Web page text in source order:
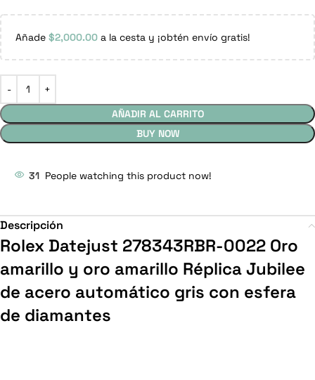
Añade $2,000.00 a la cesta y ¡obtén envío gratis!
AÑADIR AL CARRITO
BUY NOW
31 People watching this product now!
Descripción
Rolex Datejust 278343RBR-0022 Oro
amarillo y oro amarillo Réplica Jubilee
de acero automático gris con esfera
de diamantes